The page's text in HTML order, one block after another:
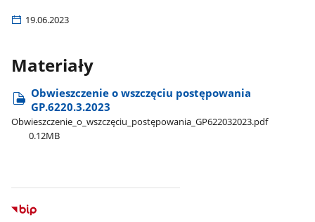
19.06.2023
Materiały
Obwieszczenie o wszczęciu postępowania
GP.6220.3.2023
Obwieszczenie​_o​_wszczęciu​_postępowania​_GP622032023.pdf
0.12MB